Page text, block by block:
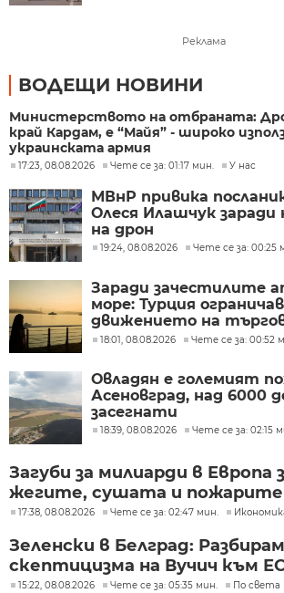
Реклама
ВОДЕЩИ НОВИНИ
Министерството на отбраната:
край Кардам, е “Майя” - широко
украинската армия
17:23, 08.08.2026 Чете се за: 01:17 мин. У нас
МВнР привика
Олеся Илашчук заради
на дрон
19:24, 08.08.2026 Чете се за: 00:25
Заради зачестилите
море: Турция
движението на
кораби
18:01, 08.08.2026 Чете се за: 00:52
Овладян е големият
Асеновград, над 6000
засегнати
18:39, 08.08.2026 Чете се за: 02:15
Загуби за милиарди в Европа
жегите, сушата и пожарите
17:38, 08.08.2026 Чете се за: 02:47 мин.
Зеленски в Белград: Разбирам
скептицизма на Вучич към
15:22, 08.08.2026 Чете се за: 05:35 мин. По света